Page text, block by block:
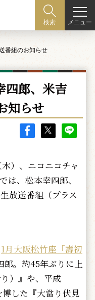
検索 メニュー
番組のお知らせ
四郎、米吉
知らせ
）、ニコニコチャ
は、松本幸四郎、
放送番組（プラス
1月大阪松竹座「壽初
郎。約45年ぶりに上
）』や、平成
した『大當り伏見